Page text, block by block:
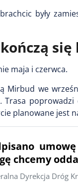
były
się
maja i czerwca.
Mirbud we
planowane jest
chcemy
Dyrekcja Dróg